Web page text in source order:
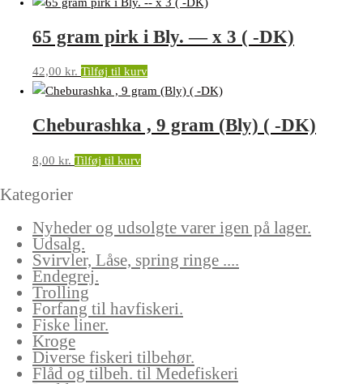
65 gram pirk i Bly. — x 3 ( -DK)
42,00 kr. Tilføj til kurv
Cheburashka , 9 gram (Bly) ( -DK)
8,00 kr. Tilføj til kurv
Kategorier
Nyheder og udsolgte varer igen på lager.
Udsalg.
Svirvler, Låse, spring ringe ....
Endegrej.
Trolling
Forfang til havfiskeri.
Fiske liner.
Kroge
Diverse fiskeri tilbehør.
Flåd og tilbeh. til Medefiskeri